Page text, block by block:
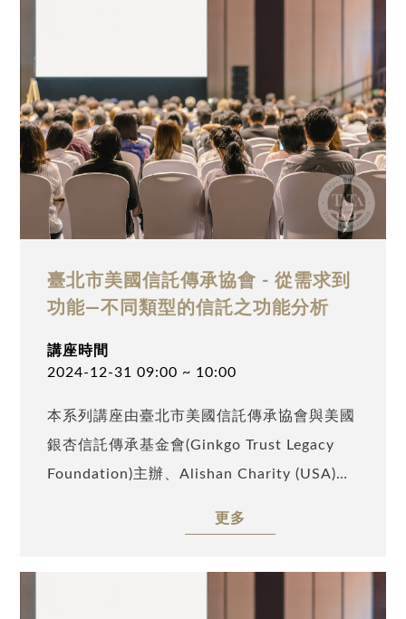
誠摯邀請業界同仁及高資產人士踴躍參與。
臺北市美國信託傳承協會 - 從需求到
功能—不同類型的信託之功能分析
講座時間
2024-12-31 09:00 ~ 10:00
本系列講座由臺北市美國信託傳承協會與美國
銀杏信託傳承基金會(Ginkgo Trust Legacy
Foundation)主辦、Alishan Charity (USA)及
團華中地區首席代表周建琳女士以「從需求到
更多